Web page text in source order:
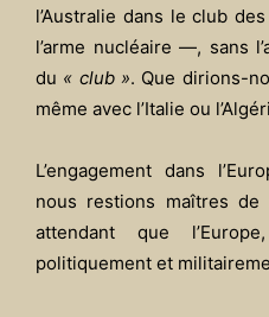
l’Australie dans le club
l’arme nucléaire —, sans
du « club ». Que dirions-
même avec l’Italie ou
L’engagement dans
nous restions maîtres
attendant que
politiquement et